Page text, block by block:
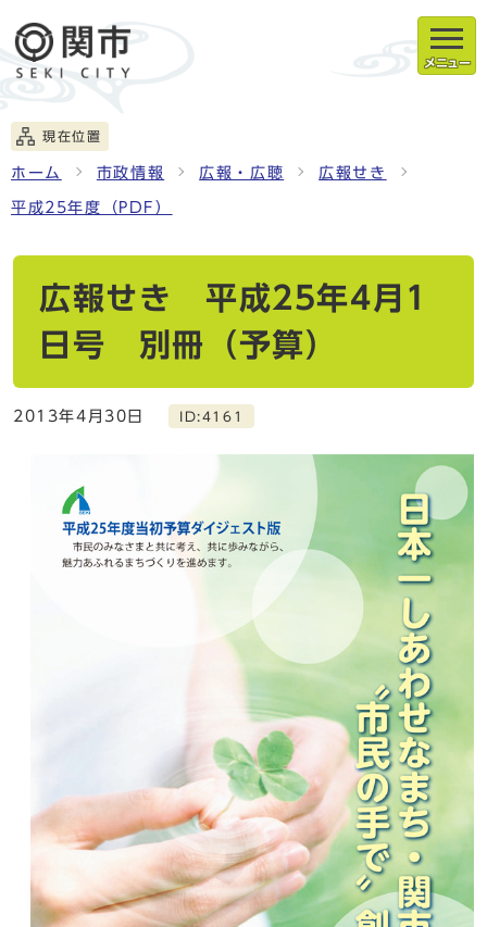
メニュー
現在位置
ホーム 市政情報 広報・広聴 広報せき
平成25年度（PDF）
広報せき 平成25年4月1
日号 別冊（予算）
2013年4月30日 ID:4161